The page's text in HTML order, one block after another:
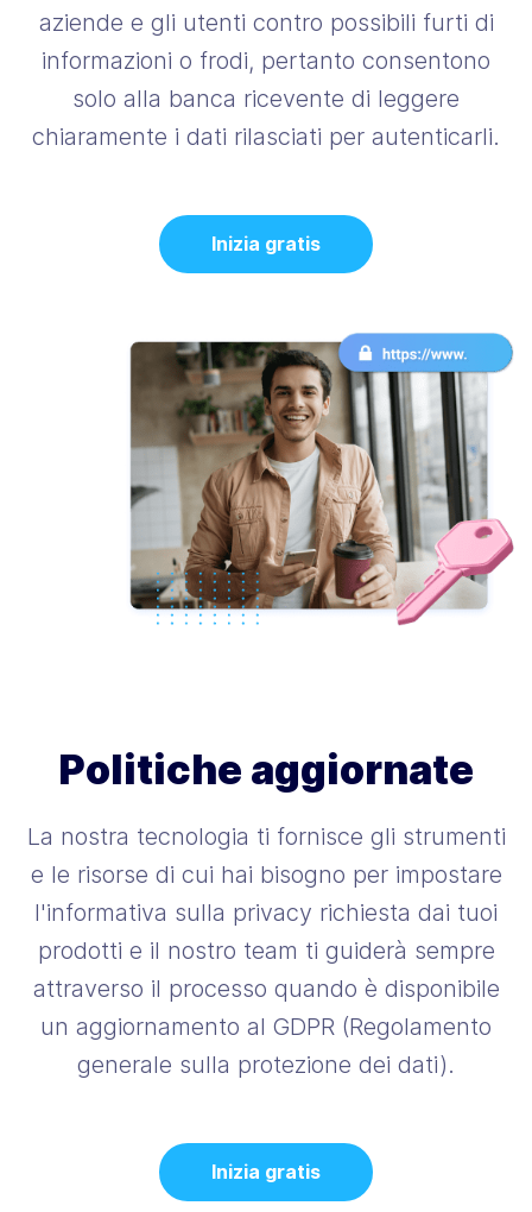
aziende e gli utenti contro possibili furti di
informazioni o frodi, pertanto consentono
solo alla banca ricevente di leggere
chiaramente i dati rilasciati per autenticarli.
Inizia gratis
Politiche aggiornate
La nostra tecnologia ti fornisce gli strumenti
e le risorse di cui hai bisogno per impostare
l'informativa sulla privacy richiesta dai tuoi
prodotti e il nostro team ti guiderà sempre
attraverso il processo quando è disponibile
un aggiornamento al GDPR (Regolamento
generale sulla protezione dei dati).
Inizia gratis